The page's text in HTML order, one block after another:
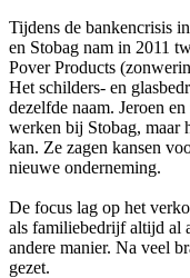
Tijdens de bankencrisis
en Stobag nam in 2011
Pover Products
Het schilders- en
dezelfde naam. Jeroen
werken bij Stobag, maar
kan. Ze zagen kansen
nieuwe onderneming.
De focus lag op het
als familiebedrijf altijd al
andere manier. Na veel
gezet.